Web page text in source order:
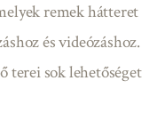
remek hátteret
és videózáshoz.
terei sok lehetőséget